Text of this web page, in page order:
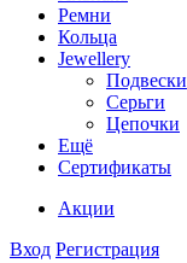
Ремни
Кольца
Jewellery
Подвески
Серьги
Цепочки
Ещё
Сертификаты
Акции
Вход Регистрация